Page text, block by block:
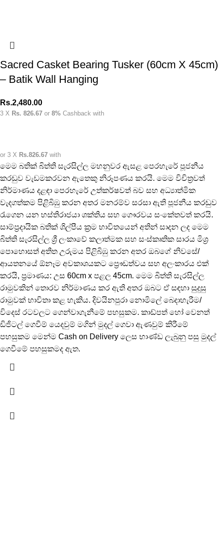
Sacred Casket Bearing Tusker (60cm X 45cm)
– Batik Wall Hanging
Rs.2,480.00
3 X Rs. 826.67 or 8% Cashback with
or 3 X Rs.826.67 with
මෙම බතික් බිත්ති සැරසිල්ල මහනුවර ඇසළ පෙරහැරේ පූජනීය
කරඬුව වැඩමකරවන ඇතෙකු නිරූපණය කරයි. මෙම විචිත්‍රවත්
නිර්මාණය දළඳා පෙරහැරේ උත්කර්ෂවත් බව සහ අධ්‍යාත්මික
වැදගත්කම පිළිබිඹු කරන අතර මනරම්ව සරසා ඇති පූජනීය කරඬුව
රැගෙන යන හස්තිරාජයා ශක්තිය සහ ගෞරවය සංකේතවත් කරයි.
සාම්ප්‍රදායික බතික් ශිල්පීය ක්‍රම භාවිතයෙන් අතින් සාදන ලද මෙම
බිත්ති සැරසිල්ල ශ්‍රී ලංකාවේ කලාත්මක සහ සංස්කෘතික සාරය මිශ්‍ර
පොහොසත් අතීත උරුමය පිළිබිඹු කරන අතර ඔබගේ නිවසේ/
ආයතනයේ ඕනෑම අවකාශයකට ප්‍රෞඩත්වය සහ අලංකාරය එක්
කරයි, ප්‍රමාණය: උස 60cm x පළල 45cm. මෙම බිත්ති සැරසිල්ල
රාමුවකින් තොරව නිර්මාණය කර ඇති අතර ඔබට ඒ සඳහා සුදුසු
රාමුවක් භාවිතා කළ හැකිය. දිවයිනපුරා නොමිලේ බෙදාහැරීම/
විදෙස් රටවලට ගෙන්වාගැනීමේ පහසුකම. කාඩ්පත් හෝ වෙනත්
ඩිජිටල් ගෙවීම් යෙදවුම් මගින් මුදල් ගෙවා ඇණවුම් කිරීමේ
පහසුකම මෙන්ම Cash on Delivery ලෙස භාණ්ඩ ලැබුනු පසු මුදල්
ගෙවීමේ පහසුකමද ඇත.